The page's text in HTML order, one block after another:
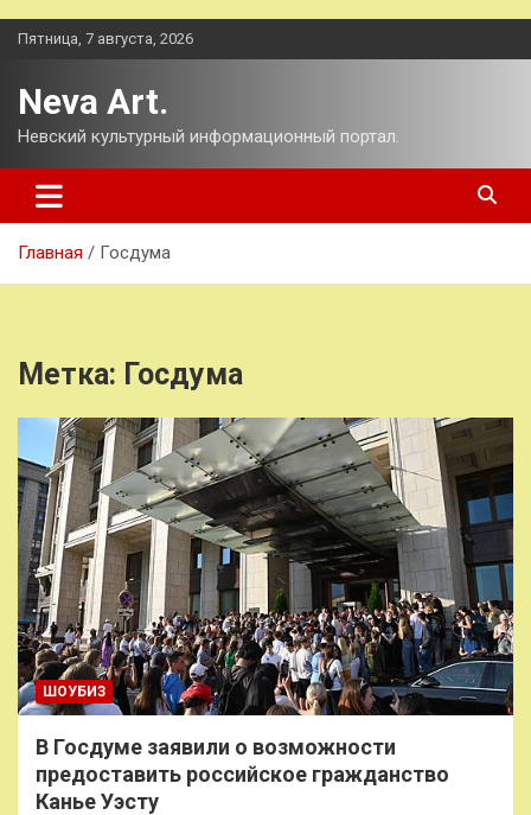
Перейти
Пятница, 7 августа, 2026
Neva Art.
Невский культурный информационный портал.
Главная Госдума
Метка: Госдума
ШОУБИЗ
В Госдуме заявили о возможности
предоставить российское гражданство
Канье Уэсту